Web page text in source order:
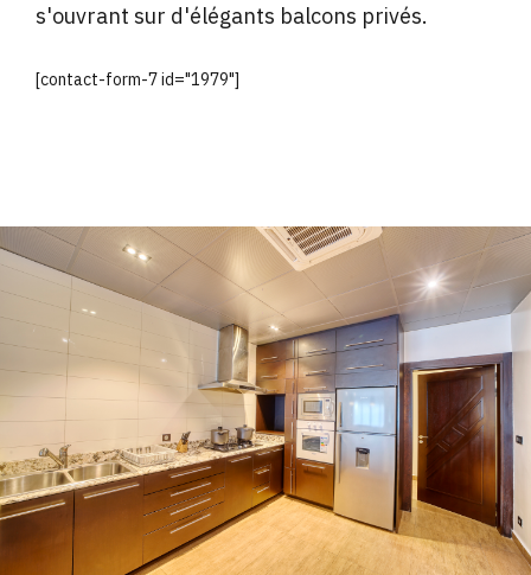
s'ouvrant sur d'élégants balcons privés.
[contact-form-7 id="1979"]